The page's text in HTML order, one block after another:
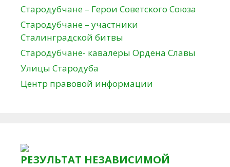
Стародубчане – Герои Советского Союза
Стародубчане – участники
Сталинградской битвы
Стародубчане- кавалеры Ордена Славы
Улицы Стародуба
Центр правовой информации
РЕЗУЛЬТАТ НЕЗАВИСИМОЙ